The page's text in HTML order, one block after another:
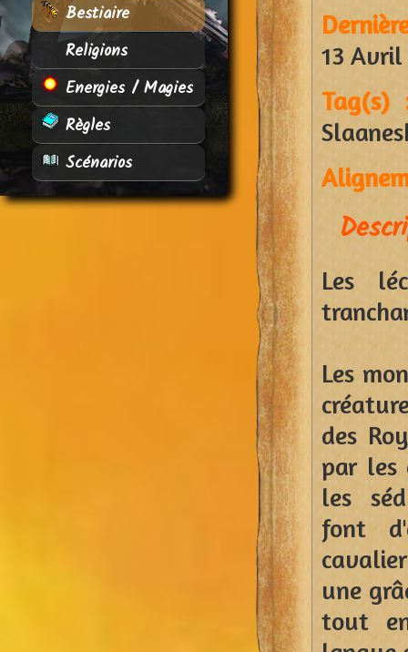
Bestiaire
Religions
Energies / Magies
Règles
Scénarios
13 Avril
Tag(s)
Les
Les
des
par les
les
font
une
tout